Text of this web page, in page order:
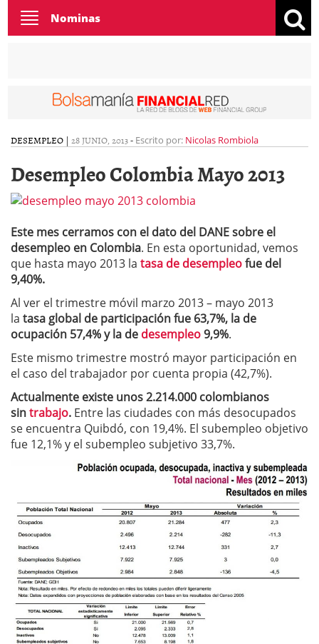
Toggle
navigation
Nominas
DESEMPLEO | 28 JUNIO, 2013- Escrito por: Nicolas Rombiola
Desempleo Colombia Mayo 2013
Este mes cerramos con el dato del DANE sobre el
desempleo en Colombia. En esta oportunidad, vemos
que hasta mayo 2013 la tasa de desempleofue del
9,40%.
Al ver el trimestre móvil marzo 2013 – mayo 2013
la tasa global de participación fue 63,7%, la de
ocupación 57,4% y la de desempleo9,9%.
Este mismo trimestre mostró mayor participación en
el caso del trabajador por cuenta propia (42,7%).
Actualmente existe unos 2.214.000 colombianos
sintrabajo. Entre las ciudades con más desocupados
se encuentra Quibdó, con 19,4%. El subempleo objetivo
fue 12,1% y el subempleo subjetivo 33,7%.